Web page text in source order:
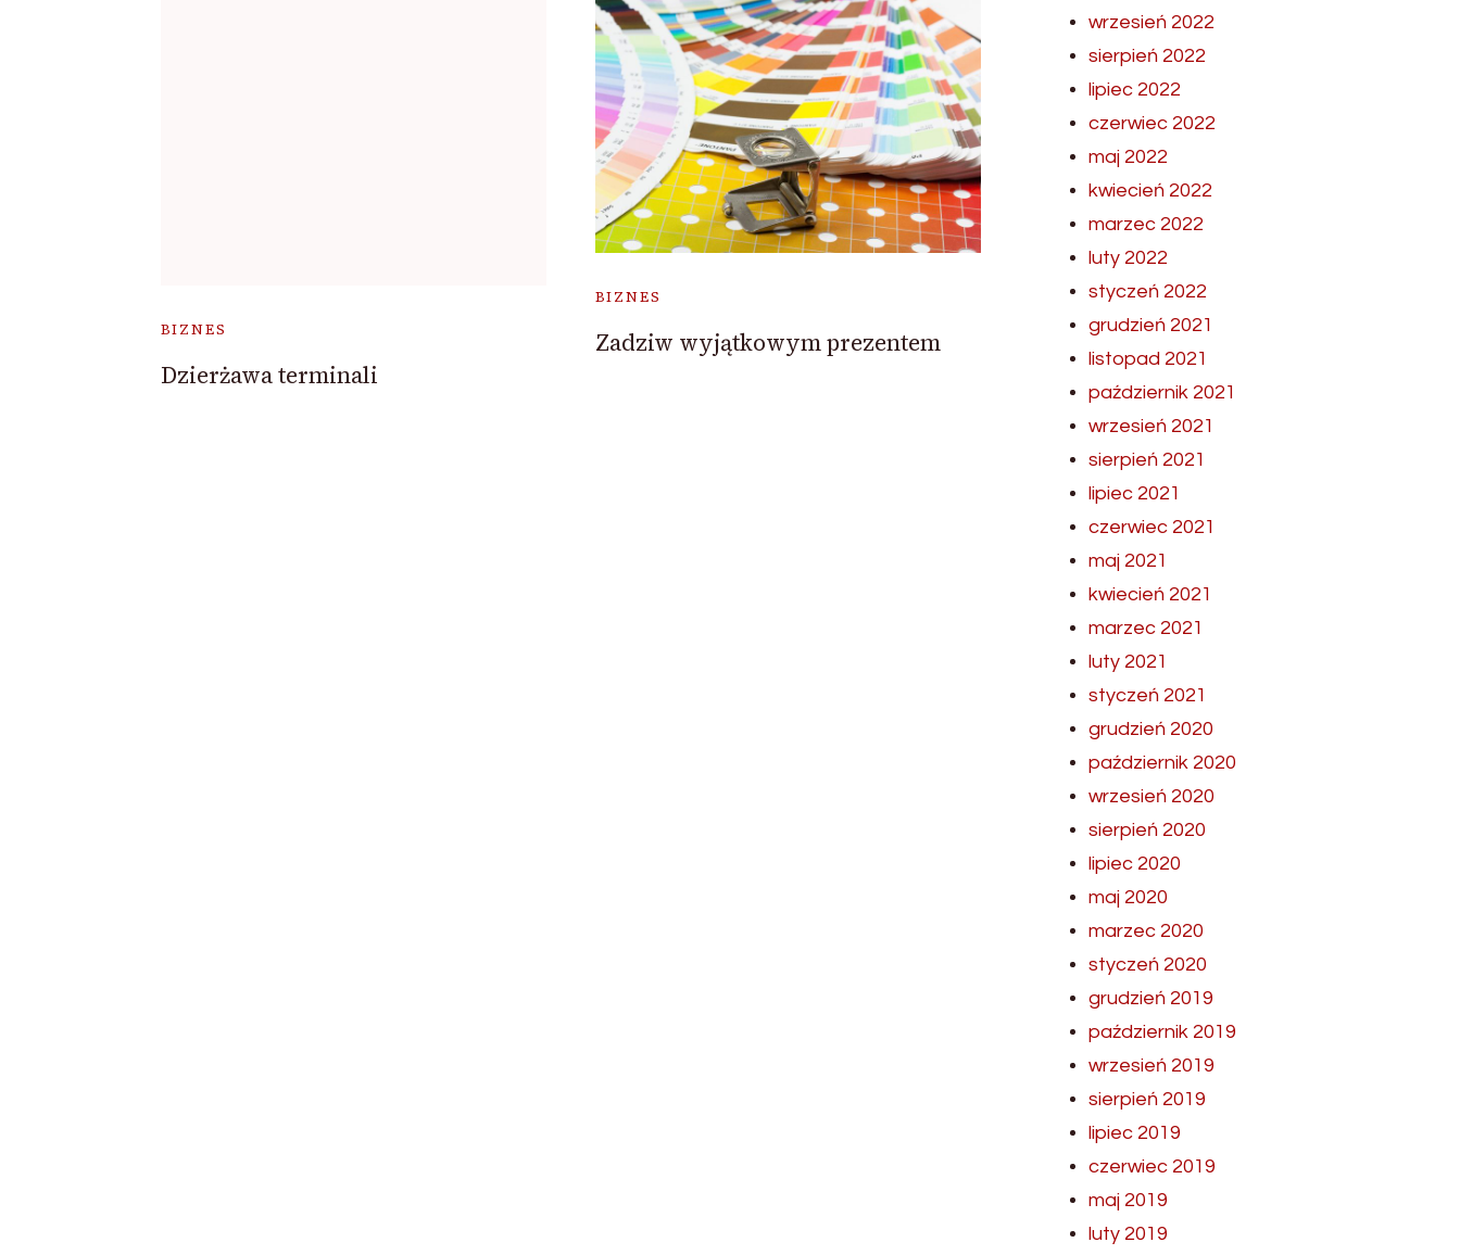
BIZNES
Dzierżawa terminali
BIZNES
Zadziw wyjątkowym prezentem
wrzesień 2022
sierpień 2022
lipiec 2022
czerwiec 2022
maj 2022
kwiecień 2022
marzec 2022
luty 2022
styczeń 2022
grudzień 2021
listopad 2021
październik 2021
wrzesień 2021
sierpień 2021
lipiec 2021
czerwiec 2021
maj 2021
kwiecień 2021
marzec 2021
luty 2021
styczeń 2021
grudzień 2020
październik 2020
wrzesień 2020
sierpień 2020
lipiec 2020
maj 2020
marzec 2020
styczeń 2020
grudzień 2019
październik 2019
wrzesień 2019
sierpień 2019
lipiec 2019
czerwiec 2019
maj 2019
luty 2019